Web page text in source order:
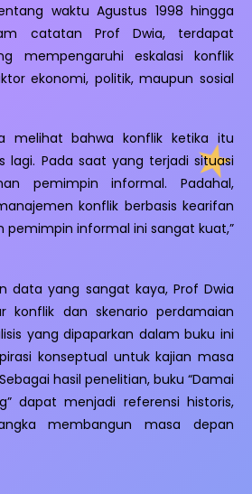
waktu Agustus 1998 hingga
catatan Prof Dwia, terdapat
mempengaruhi eskalasi konflik
ekonomi, politik, maupun sosial
melihat bahwa konflik ketika itu
lagi. Pada saat yang terjadi situasi
pemimpin informal. Padahal,
konflik berbasis kearifan
pemimpin informal ini sangat kuat,”
data yang sangat kaya, Prof Dwia
konflik dan skenario perdamaian
yang dipaparkan dalam buku ini
konseptual untuk kajian masa
hasil penelitian, buku “Damai
dapat menjadi referensi historis,
membangun masa depan